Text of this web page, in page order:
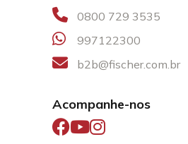
0800 729 3535
997122300
b2b@fischer.com.br
Acompanhe-nos